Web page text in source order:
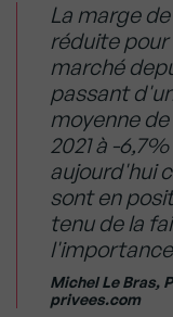
La marge
réduite pour
marché
passant
moyenne
2021 à -
aujourd'hui
sont en
tenu de la
Michel Le Bras,
privees.com